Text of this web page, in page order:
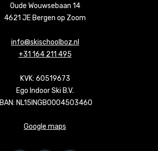
Oude Wouwsebaan 14
4621 JE Bergen op Zoom
info@skischoolboz.nl
+31 164 211 495
KVK: 60519673
Ego Indoor Ski B.V.
IBAN: NL15INGB0004503460
Google maps